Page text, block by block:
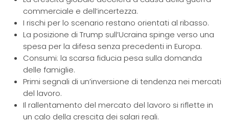
commerciale e dell’incertezza.
I rischi per lo scenario restano orientati al ribasso.
La posizione di Trump sull’Ucraina spinge verso una
spesa per la difesa senza precedenti in Europa.
Consumi: la scarsa fiducia pesa sulla domanda
delle famiglie.
Primi segnali di un’inversione di tendenza nei mercati
del lavoro.
Il rallentamento del mercato del lavoro si riflette in
un calo della crescita dei salari reali.